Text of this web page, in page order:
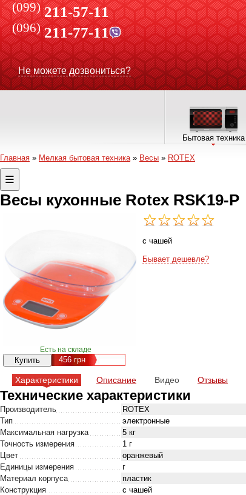
(099) 211-57-11
(096)211-77-11
Не можете дозвониться?
Бытовая техника
Главная » Мелкая бытовая техника» Весы » ROTEX
Весы кухонные Rotex RSK19-P
Есть на складе
456грн
с чашей
Бывает дешевле?
Характеристики Описание Видео Отзывы
Технические характеристики
Производитель
ROTEX
Тип
электронные
Максимальная нагрузка
5 кг
Точность измерения
1 г
Цвет
оранжевый
Единицы измерения
г
Материал корпуса
пластик
Конструкция
с чашей